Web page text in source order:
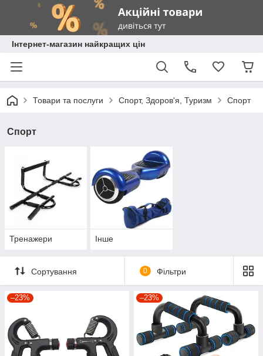
Інтернет-магазин найкращих цін
Товари та послуги Спорт, Здоров'я, Туризм Спорт
Спорт
Тренажери Інше
Сортування 0 Фільтри
–23% –23%